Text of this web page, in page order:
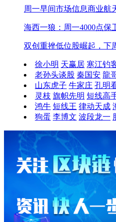
周一早间市场信息商业航
海西一狼：周一4000点保
双创重挫低位股崛起，下
徐小明 天赢居 寒江钓
老孙头谈股 秦国安 龍
山东虎子 牛家庄 孔明
灵枝 旗帜先明 短线高
鸿牛 短线王 律动天成
狗蛋 李博文 波段龙一